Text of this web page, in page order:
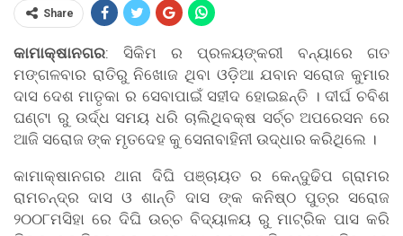
Share
କାମାକ୍ଷାନଗର: ସିକିମ ର ପ୍ରଳୟଙ୍କରୀ ବନ୍ୟାରେ ଗତ
ମଙ୍ଗଳବାର ରାତିରୁ ନିଖୋଜ ଥିବା ଓଡ଼ିଆ ଯବାନ ସରୋଜ କୁମାର
ଦାସ ଦେଶ ମାତୃକା ର ସେବାପାଇଁ ସହୀଦ ହୋଇଛନ୍ତି । ଦୀର୍ଘ ଚବିଶ
ଘଣ୍ଟା ରୁ ଉର୍ଦ୍ଧ ସମୟ ଧରି ଚାଲିଥିବକ୍ଷ ସର୍ଚ୍ଚ ଅପରେସନ ରେ
ଆଜି ସରୋଜ ଙ୍କ ମୃତଦେହ କୁ ସେନାବାହିନୀ ଉଦ୍ଧାର କରିଥିଲେ ।
କାମାକ୍ଷାନଗର ଥାନା ଦିଘି ପଞ୍ଚାୟତ ର କେନ୍ଦୁଢିପ ଗ୍ରାମର
ରାମଚନ୍ଦ୍ର ଦାସ ଓ ଶାନ୍ତି ଦାସ ଙ୍କ କନିଷ୍ଠ ପୁତ୍ର ସରୋଜ
୨୦୦୮ମସିହା ରେ ଦିଘି ଉଚ୍ଚ ବିଦ୍ୟାଳୟ ରୁ ମାଟ୍ରିକ ପାସ କରି